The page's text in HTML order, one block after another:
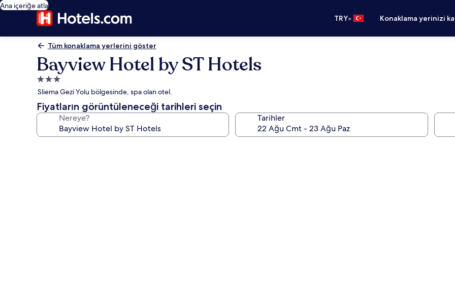
Ana içeriğe atla
TRY• Konaklama yerinizi
Tüm konaklama yerlerini göster
Bayview Hotel by ST Hotels
3.0
yıldızlı
konaklama
yeri
Sliema Gezi Yolu bölgesinde, spa olan otel.
Fiyatların görüntüleneceği tarihleri seçin
Nereye? Tarihler